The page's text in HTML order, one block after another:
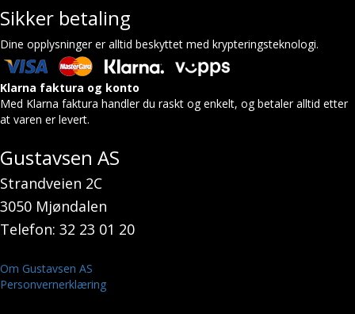
Sikker betaling
Dine opplysninger er alltid beskyttet med krypteringsteknologi.
Klarna faktura og konto
Med Klarna faktura handler du raskt og enkelt, og betaler alltid etter
at varen er levert.
Gustavsen AS
Strandveien 2C
3050 Mjøndalen
Telefon: 32 23 01 20
Om Gustavsen AS
Personvernerklæring